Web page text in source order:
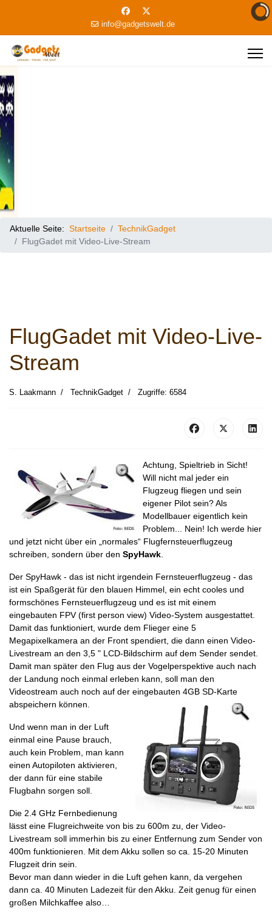
info@gadgetswelt.de
Aktuelle Seite: Startseite
TechnikGadget
FlugGadet mit Video-Live-Stream
FlugGadet mit Video-Live-
Stream
S. Laakmann TechnikGadget Zugriffe: 6584
Achtung, Spieltrieb in Sicht!
Will nicht mal jeder ein
Flugzeug fliegen und sein
eigener Pilot sein? Als
Modellbauer eigentlich kein
Problem... Nein! Ich werde hier
und jetzt nicht über ein „normales“ Flugfernsteuerflugzeug
schreiben, sondern über den SpyHawk
Der SpyHawk - das ist nicht irgendein Fernsteuerflugzeug - das
ist ein Spaßgerät für den blauen Himmel, ein echt cooles und
formschönes Fernsteuerflugzeug und es ist mit einem
eingebauten FPV (first person view) Video-System ausgestattet.
Damit das funktioniert, wurde dem Flieger eine 5
Megapixelkamera an der Front spendiert, die dann einen Video-
Livestream an den 3,5 " LCD-Bildschirm auf dem Sender sendet.
Damit man später den Flug aus der Vogelperspektive auch nach
der Landung noch einmal erleben kann, soll man den
Videostream auch noch auf der eingebauten 4GB SD-Karte
abspeichern können.
Und wenn man in der Luft
einmal eine Pause brauch,
auch kein Problem, man kann
einen Autopiloten aktivieren,
der dann für eine stabile
Flugbahn sorgen soll.
Die 2.4 GHz Fernbedienung
lässt eine Flugreichweite von bis zu 600m zu, der Video-
Livestream soll immerhin bis zu einer Entfernung zum Sender von
400m funktionieren. Mit dem Akku sollen so ca. 15-20 Minuten
Flugzeit drin sein.
Bevor man dann wieder in die Luft gehen kann, da vergehen
dann ca. 40 Minuten Ladezeit für den Akku. Zeit genug für einen
großen Milchkaffee also…